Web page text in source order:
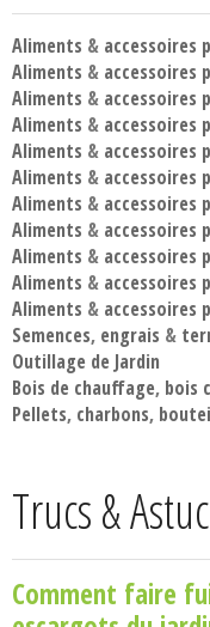
Aliments & accessoires
Aliments & accessoires
Aliments & accessoires
Aliments & accessoires
Aliments & accessoires
Aliments & accessoires
Aliments & accessoires
Aliments & accessoires
Aliments & accessoires
Aliments & accessoires
Aliments & accessoires
Semences, engrais &
Outillage de Jardin
Bois de chauffage, bois
Pellets, charbons,
Trucs &
Comment faire